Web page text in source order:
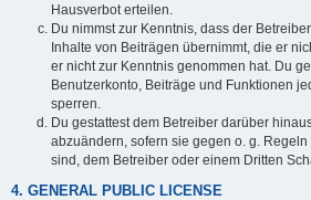
Hausverbot erteilen.
Du nimmst zur Kenntnis, dass der
Inhalte von Beiträgen übernimmt, die er
er nicht zur Kenntnis genommen hat. Du
Benutzerkonto, Beiträge und Funktionen
sperren.
Du gestattest dem Betreiber darüber
abzuändern, sofern sie gegen o. g.
sind, dem Betreiber oder einem Dritten
4. GENERAL PUBLIC LICENSE